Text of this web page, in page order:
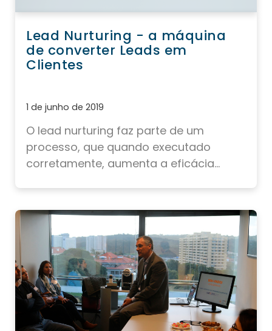
Lead Nurturing - a máquina
de converter Leads em
Clientes
1 de junho de 2019
O lead nurturing faz parte de um
processo, que quando executado
corretamente, aumenta a eficácia...